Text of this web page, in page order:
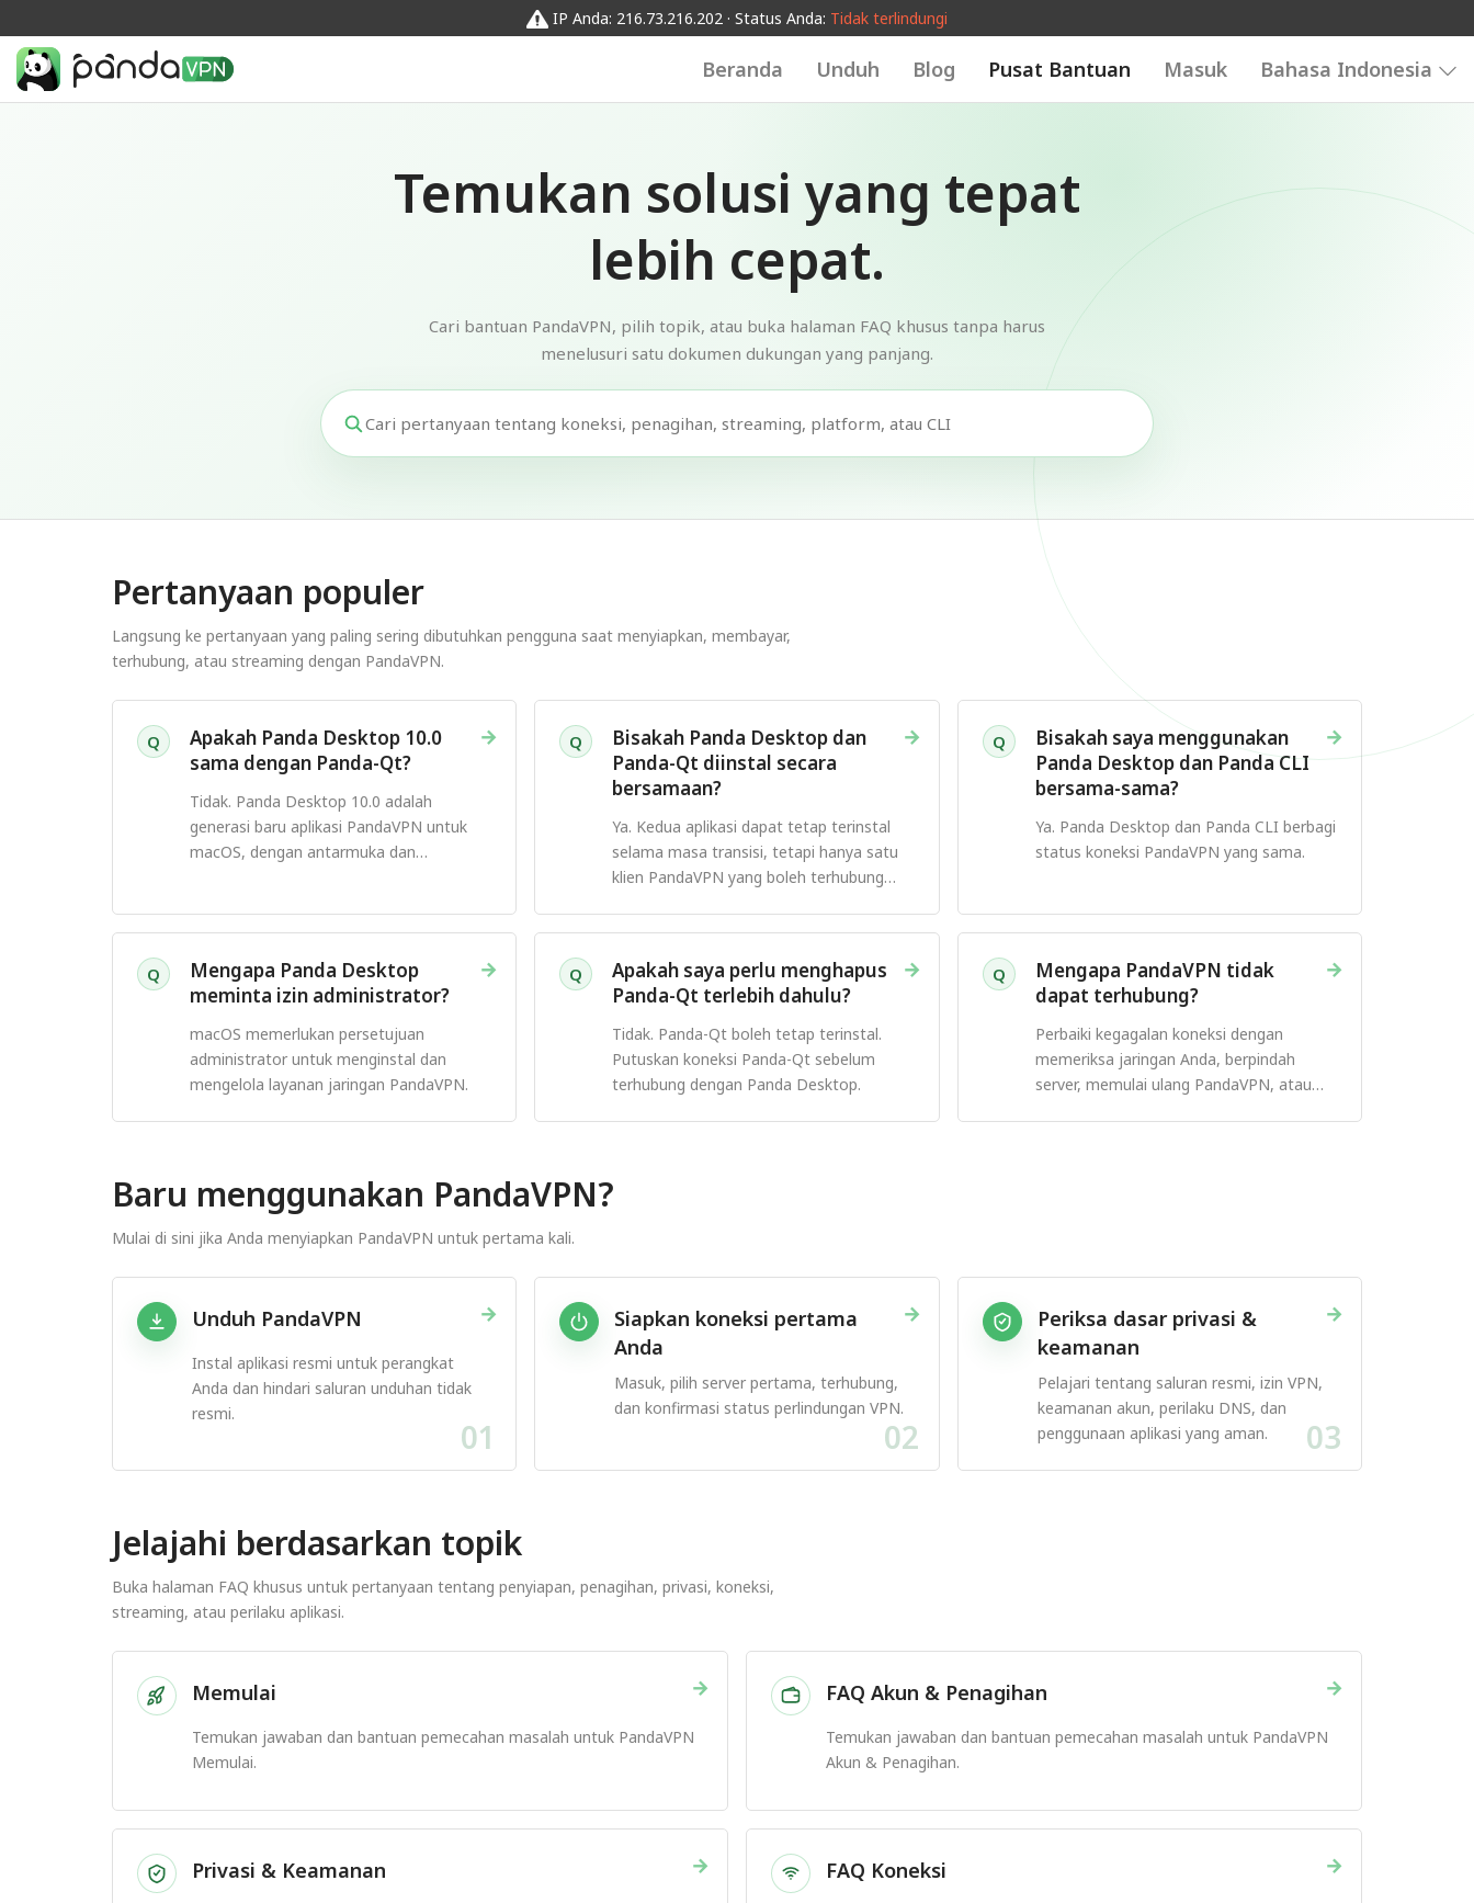
IP Anda: 216.73.216.202 · Status Anda: Tidak terlindungi
Beranda Unduh Blog Pusat Bantuan Masuk Bahasa Indonesia
Temukan solusi yang tepat
lebih cepat.
Cari bantuan PandaVPN, pilih topik, atau buka halaman FAQ khusus tanpa harus
menelusuri satu dokumen dukungan yang panjang.
Pertanyaan populer
Langsung ke pertanyaan yang paling sering dibutuhkan pengguna saat menyiapkan, membayar,
terhubung, atau streaming dengan PandaVPN.
Q →
Apakah Panda Desktop 10.0
sama dengan Panda-Qt?
Tidak. Panda Desktop 10.0 adalah
generasi baru aplikasi PandaVPN untuk
macOS, dengan antarmuka dan
Q →
Bisakah Panda Desktop dan
Panda-Qt diinstal secara
bersamaan?
Ya. Kedua aplikasi dapat tetap terinstal
selama masa transisi, tetapi hanya satu
klien PandaVPN yang boleh terhubung
Q →
Bisakah saya menggunakan
Panda Desktop dan Panda CLI
bersama-sama?
Ya. Panda Desktop dan Panda CLI berbagi
status koneksi PandaVPN yang sama.
Q →
Mengapa Panda Desktop
meminta izin administrator?
macOS memerlukan persetujuan
administrator untuk menginstal dan
mengelola layanan jaringan PandaVPN.
Q →
Apakah saya perlu menghapus
Panda-Qt terlebih dahulu?
Tidak. Panda-Qt boleh tetap terinstal.
Putuskan koneksi Panda-Qt sebelum
terhubung dengan Panda Desktop.
Q →
Mengapa PandaVPN tidak
dapat terhubung?
Perbaiki kegagalan koneksi dengan
memeriksa jaringan Anda, berpindah
server, memulai ulang PandaVPN, atau
Baru menggunakan PandaVPN?
Mulai di sini jika Anda menyiapkan PandaVPN untuk pertama kali.
→
Unduh PandaVPN
Instal aplikasi resmi untuk perangkat
Anda dan hindari saluran unduhan tidak
resmi.
01
→
Siapkan koneksi pertama
Anda
Masuk, pilih server pertama, terhubung,
dan konfirmasi status perlindungan VPN.
02
→
Periksa dasar privasi &
keamanan
Pelajari tentang saluran resmi, izin VPN,
keamanan akun, perilaku DNS, dan
penggunaan aplikasi yang aman.
03
Jelajahi berdasarkan topik
Buka halaman FAQ khusus untuk pertanyaan tentang penyiapan, penagihan, privasi, koneksi,
streaming, atau perilaku aplikasi.
→
Memulai
Temukan jawaban dan bantuan pemecahan masalah untuk PandaVPN
Memulai.
→
FAQ Akun & Penagihan
Temukan jawaban dan bantuan pemecahan masalah untuk PandaVPN
Akun & Penagihan.
→
Privasi & Keamanan →
FAQ Koneksi